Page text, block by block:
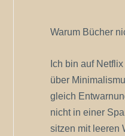
Warum Bücher
Ich bin auf
über
gleich
nicht in einer
sitzen mit leeren